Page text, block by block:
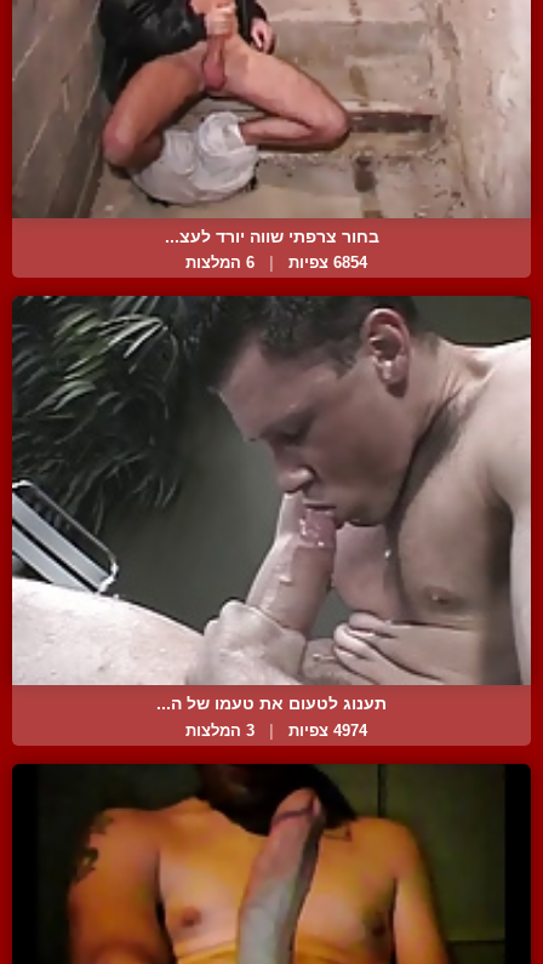
בחור צרפתי שווה יורד לעצ...
6854 צפיות 6 המלצות
תענוג לטעום את טעמו של ה...
4974 צפיות 3 המלצות